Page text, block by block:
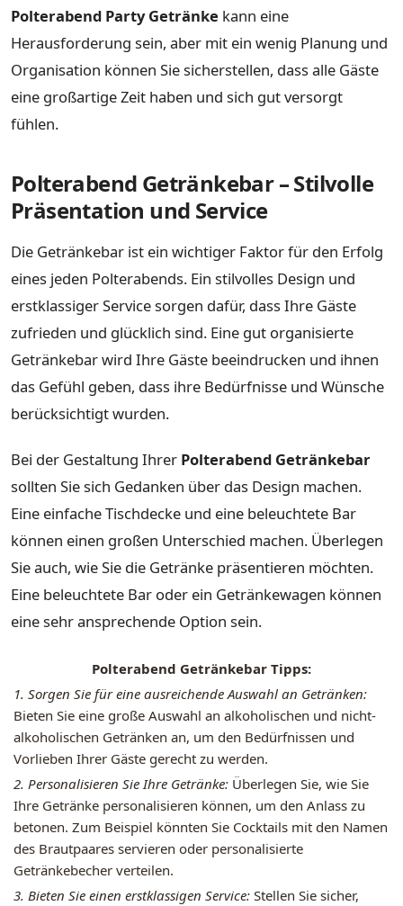
Polterabend Party Getränke kann eine
Herausforderung sein, aber mit ein wenig Planung und
Organisation können Sie sicherstellen, dass alle Gäste
eine großartige Zeit haben und sich gut versorgt
fühlen.
Polterabend Getränkebar – Stilvolle
Präsentation und Service
Die Getränkebar ist ein wichtiger Faktor für den Erfolg
eines jeden Polterabends. Ein stilvolles Design und
erstklassiger Service sorgen dafür, dass Ihre Gäste
zufrieden und glücklich sind. Eine gut organisierte
Getränkebar wird Ihre Gäste beeindrucken und ihnen
das Gefühl geben, dass ihre Bedürfnisse und Wünsche
berücksichtigt wurden.
Bei der Gestaltung Ihrer Polterabend Getränkebar
sollten Sie sich Gedanken über das Design machen.
Eine einfache Tischdecke und eine beleuchtete Bar
können einen großen Unterschied machen. Überlegen
Sie auch, wie Sie die Getränke präsentieren möchten.
Eine beleuchtete Bar oder ein Getränkewagen können
eine sehr ansprechende Option sein.
Polterabend Getränkebar Tipps:
1. Sorgen Sie für eine ausreichende Auswahl an Getränken:
Bieten Sie eine große Auswahl an alkoholischen und nicht-
alkoholischen Getränken an, um den Bedürfnissen und
Vorlieben Ihrer Gäste gerecht zu werden.
2. Personalisieren Sie Ihre Getränke: Überlegen Sie, wie Sie
Ihre Getränke personalisieren können, um den Anlass zu
betonen. Zum Beispiel könnten Sie Cocktails mit den Namen
des Brautpaares servieren oder personalisierte
Getränkebecher verteilen.
3. Bieten Sie einen erstklassigen Service: Stellen Sie sicher,